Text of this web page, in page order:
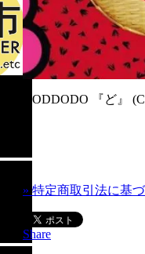
DODDODO 『ど』
» 特定商取引法に基
Share